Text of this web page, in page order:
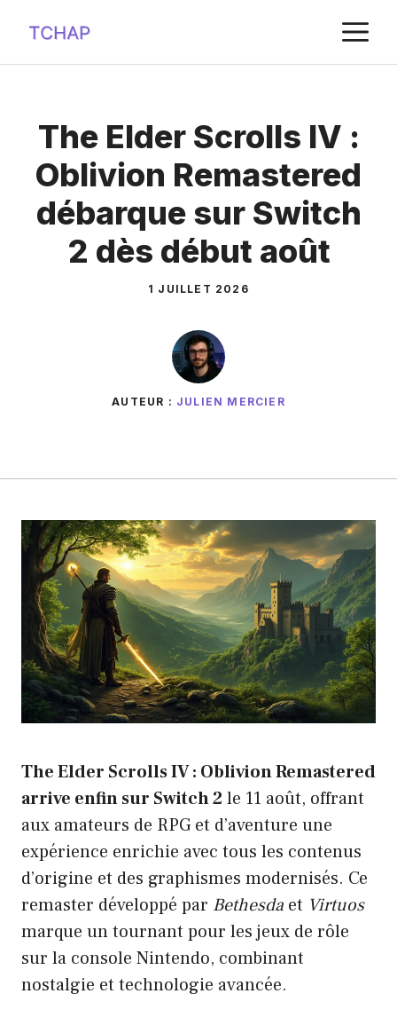
contenu
The Elder Scrolls IV :
Oblivion Remastered
débarque sur Switch
2 dès début août
1 JUILLET 2026
AUTEUR : JULIEN MERCIER
The Elder Scrolls IV : Oblivion Remastered
arrive enfin sur Switch 2le 11 août, offrant
aux amateurs de RPG et d’aventure une
expérience enrichie avec tous les contenus
d’origine et des graphismes modernisés. Ce
remaster développé par Bethesda et Virtuos
marque un tournant pour les jeux de rôle
sur la console Nintendo, combinant
nostalgie et technologie avancée.